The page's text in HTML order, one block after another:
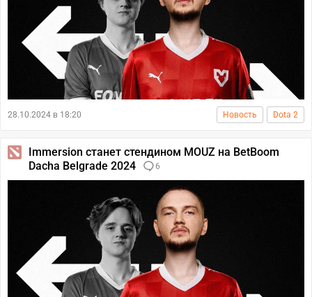
28.10.2024 в 18:20 Новость Dota 2
Immersion станет стендином MOUZ на BetBoom
Dacha Belgrade 2024
6